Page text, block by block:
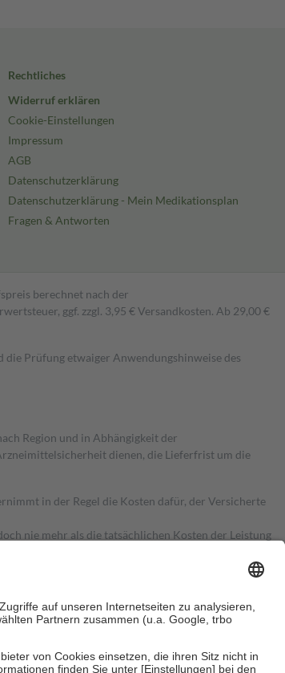
Rechtliches
Widerruf erklären
Cookie-Einstellungen
Impressum
AGB
Datenschutzerklärung
Datenschutzerklärung - Mein Medikationsplan
Fragen & Antworten
berechnet nach der
ggf. zzgl. 3,95 € Versandkosten. Ab 29,00 €
Prüfung etwaiger Anwendungshinweise des
Region und in Abhängigkeit der
dienen, die Lieferfrist um die
in der Regel die Kosten dafür, der Versicherte
nie mehr als die tatsächlichen Kosten der Leistung
an bei: